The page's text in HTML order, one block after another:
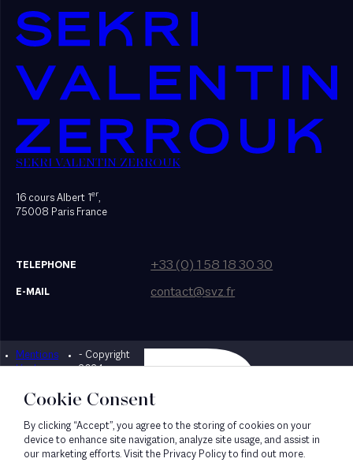
SEKRI VALENTIN ZERROUK
16 cours Albert 1er,
75008 Paris France
TELEPHONE +33 (0) 1 58 18 30 30
E-MAIL contact@svz.fr
Mentions
légales
- Copyright
2024
Designed by Bonhomme
Cookie Consent
By clicking “Accept”, you agree to the storing of cookies on your
device to enhance site navigation, analyze site usage, and assist in
our marketing efforts. Visit the Privacy Policy to find out more.